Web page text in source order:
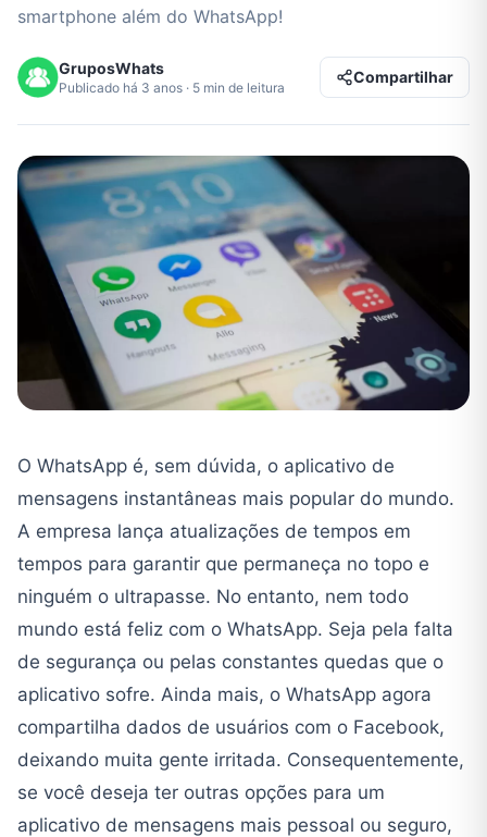
smartphone além do WhatsApp!
GruposWhats
Publicado há 3 anos · 5 min de leitura
Compartilhar
O WhatsApp é, sem dúvida, o aplicativo de
mensagens instantâneas mais popular do mundo.
A empresa lança atualizações de tempos em
tempos para garantir que permaneça no topo e
ninguém o ultrapasse. No entanto, nem todo
mundo está feliz com o WhatsApp. Seja pela falta
de segurança ou pelas constantes quedas que o
aplicativo sofre. Ainda mais, o WhatsApp agora
compartilha dados de usuários com o Facebook,
deixando muita gente irritada. Consequentemente,
se você deseja ter outras opções para um
aplicativo de mensagens mais pessoal ou seguro,